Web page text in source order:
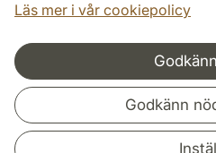
Läs mer i vår cookiepolicy
Godkänn